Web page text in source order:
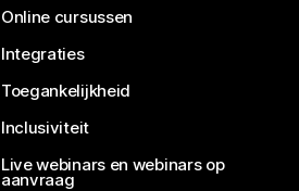
Online cursussen
Integraties
Toegankelijkheid
Inclusiviteit
Live webinars en webinars op
aanvraag